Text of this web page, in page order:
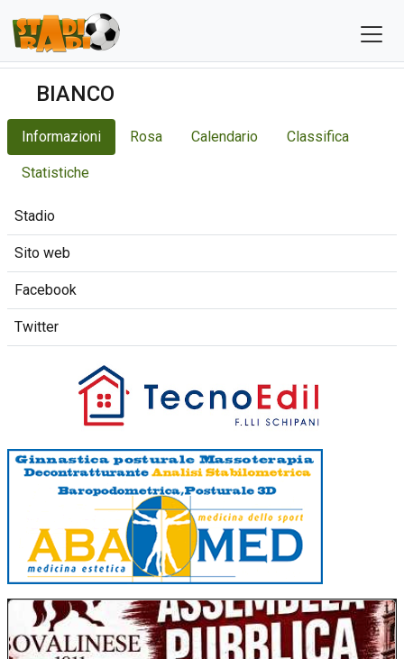
BIANCO
Informazioni Rosa Calendario Classifica
Statistiche
Stadio
Sito web
Facebook
Twitter